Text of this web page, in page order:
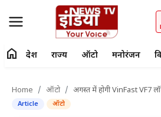
Home
home देश राज्य ऑटो मनोरंजन
Home ऑटो अगस्त में होगी VinFast VF7 लॉन्च , एडवांस
Article ऑटो